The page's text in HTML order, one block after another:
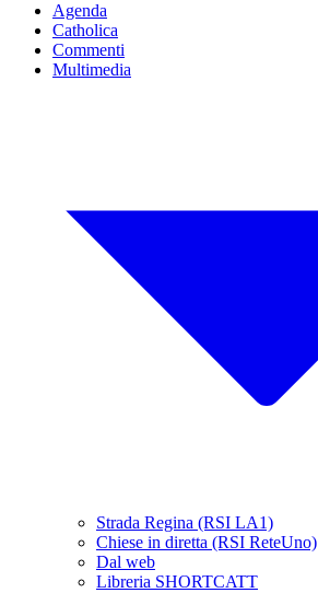
Agenda
Catholica
Commenti
Multimedia
Strada Regina (RSI LA1)
Chiese in diretta (RSI ReteUno)
Dal web
Libreria SHORTCATT